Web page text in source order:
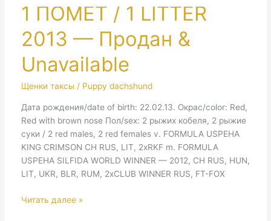
LITTER
2013
—
Продан
&
Unavailable
1 ПОМЕТ / 1 LITTER
2013 — Продан &
Unavailable
Щенки таксы / Puppy dachshund
Дата рождения/date of birth: 22.02.13. Окрас/color: Red,
Red with brown nose Пол/sex: 2 рыжих кобеля, 2 рыжие
суки / 2 red males, 2 red females v. FORMULA USPEHA
KING CRIMSON CH RUS, LIT, 2xRKF m. FORMULA
USPEHA SILFIDA WORLD WINNER — 2012, CH RUS, HUN,
LIT, UKR, BLR, RUM, 2xCLUB WINNER RUS, FT-FOX
1Читать далее »